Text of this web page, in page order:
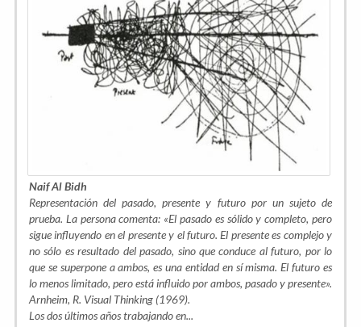
Naif Al Bidh
Representación del pasado, presente y futuro por un sujeto de
prueba. La persona comenta: «El pasado es sólido y completo, pero
sigue influyendo en el presente y el futuro. El presente es complejo y
no sólo es resultado del pasado, sino que conduce al futuro, por lo
que se superpone a ambos, es una entidad en sí misma. El futuro es
lo menos limitado, pero está influido por ambos, pasado y presente».
Arnheim, R. Visual Thinking (1969).
Los dos últimos años trabajando en...